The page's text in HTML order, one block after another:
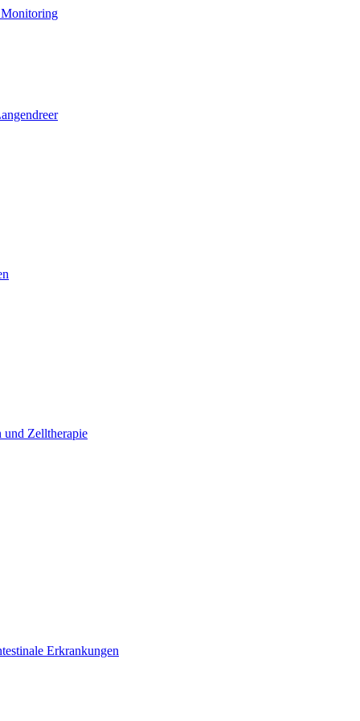
Monitoring
und Zelltherapie
Erkrankungen